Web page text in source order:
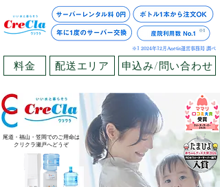
料金 申込み/問い合わせ
配送エリア
※1 2024年12月Anetis運営事務局 調べ
尾道・福山・笠岡でのご用命は
クリクラ瀬戸へどうぞ